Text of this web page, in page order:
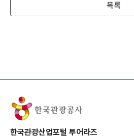
목록
한국관광산업포털 투어라즈